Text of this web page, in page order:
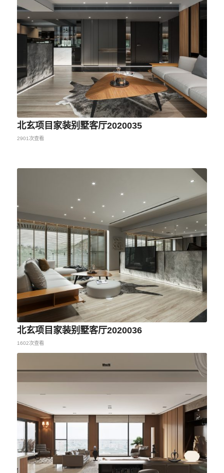
北玄项目家装别墅客厅2020035
2901次查看
北玄项目家装别墅客厅2020036
1602次查看